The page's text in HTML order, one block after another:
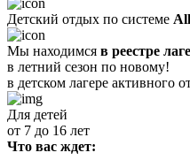
Детский отдых по системе
Мы находимся в реестре
в летний сезон по новому!
в детском лагере активного
Для детей
от 7 до 16 лет
Что вас ждет: